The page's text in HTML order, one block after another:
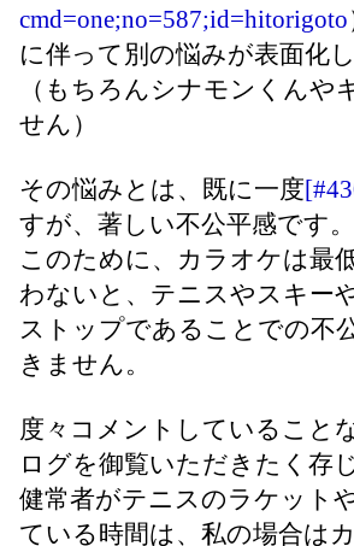
cmd=one;no=587;id=hitorigoto
に伴って別の悩みが表面化
（もちろんシナモンくん
せん）
その悩みとは、既に一度
すが、著しい不公平感です。
このために、カラオケは最
わないと、テニスやスキー
ストップであることでの不
きません。
度々コメントしていること
ログを御覧いただきたく存
健常者がテニスのラケット
ている時間は、私の場合は